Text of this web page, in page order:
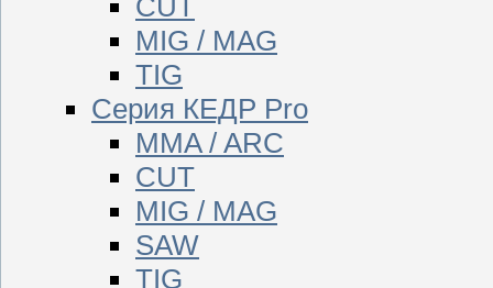
MIG / MAG
TIG
Серия КЕДР Pro
MMA / ARC
CUT
MIG / MAG
SAW
TIG